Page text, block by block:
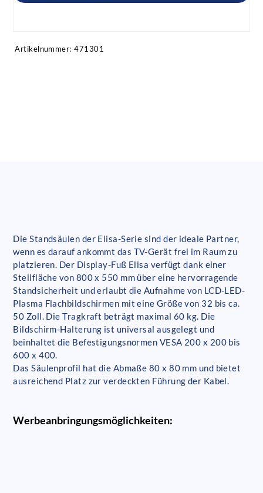
Artikelnummer: 471301
Die Standsäulen der Elisa-Serie sind der ideale Partner,
wenn es darauf ankommt das TV-Gerät frei im Raum zu
platzieren. Der Display-Fuß Elisa verfügt dank einer
Stellfläche von 800 x 550 mm über eine hervorragende
Standsicherheit und erlaubt die Aufnahme von LCD-LED-
Plasma Flachbildschirmen mit eine Größe von 32 bis ca.
50 Zoll. Die Tragkraft beträgt maximal 60 kg. Die
Bildschirm-Halterung ist universal ausgelegt und
beinhaltet die Befestigungsnormen VESA 200 x 200 bis
600 x 400.
Das Säulenprofil hat die Abmaße 80 x 80 mm und bietet
ausreichend Platz zur verdeckten Führung der Kabel.
Werbeanbringungsmöglichkeiten: